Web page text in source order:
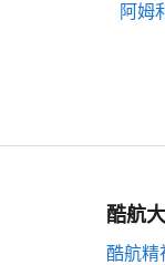
阿姆
酷航
酷航精